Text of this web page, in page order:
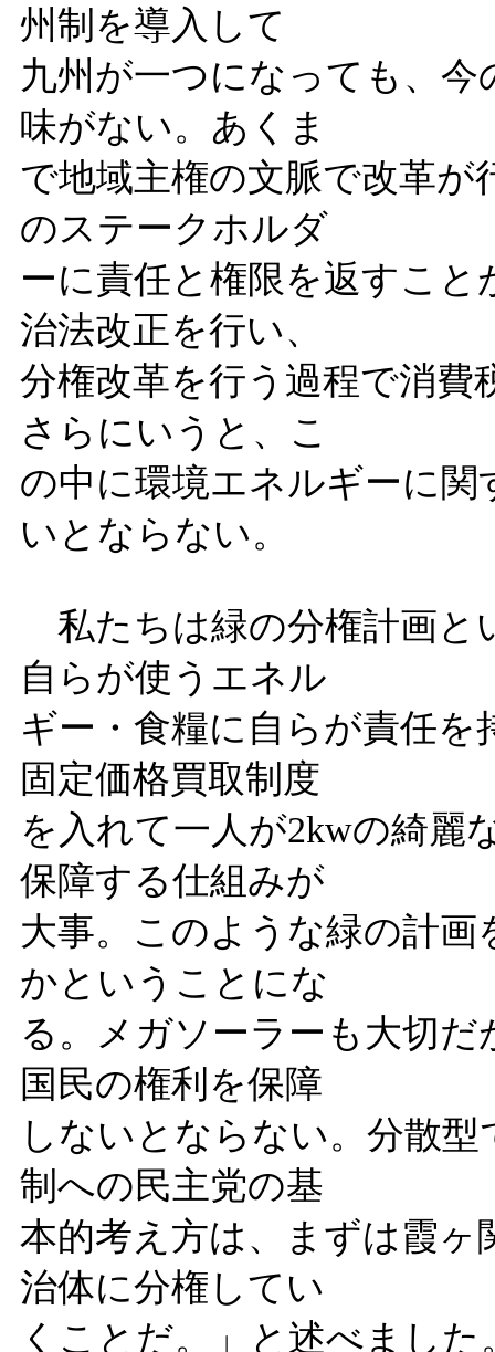
州制を導入して
九州が一つになっても、
味がない。あくま
で地域主権の文脈で改革
のステークホルダ
ーに責任と権限を返すこ
治法改正を行い、
分権改革を行う過程で消費
さらにいうと、こ
の中に環境エネルギーに
いとならない。
私たちは緑の分権計画と
自らが使うエネル
ギー・食糧に自らが責任
固定価格買取制度
を入れて一人が2kwの綺麗
保障する仕組みが
大事。このような緑の計
かということにな
る。メガソーラーも大切
国民の権利を保障
しないとならない。分散
制への民主党の基
本的考え方は、まずは霞ヶ
治体に分権してい
くことだ。」と述べました